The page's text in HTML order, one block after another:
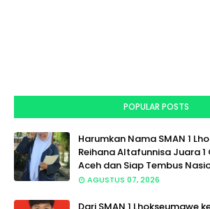
POPULAR POSTS
Harumkan Nama SMAN 1
Reihana Altafunnisa Juara 1
Aceh dan Siap Tembus
AGUSTUS 07, 2026
Dari SMAN 1 Lhokseumawe